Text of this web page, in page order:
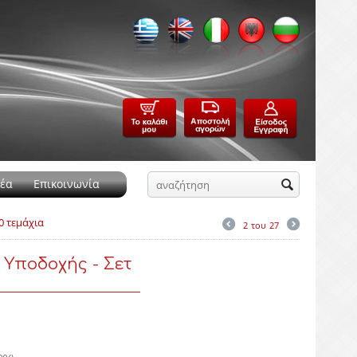
Επικοινωνία
τεμάχια 2 του 27
- Σετ